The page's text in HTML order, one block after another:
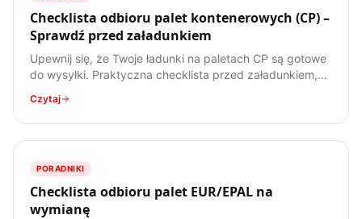
Checklista odbioru palet kontenerowych (CP) –
Sprawdź przed załadunkiem
Upewnij się, że Twoje ładunki na paletach CP są gotowe
do wysyłki. Praktyczna checklista przed załadunkiem,
Czytaj
PORADNIKI
Checklista odbioru palet EUR/EPAL na
wymianę